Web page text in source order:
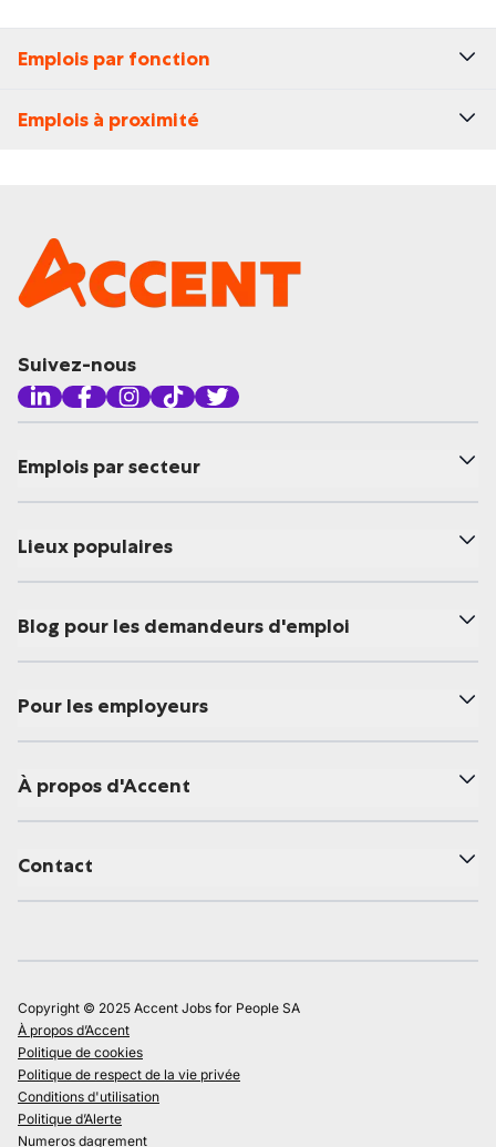
Emplois par fonction
Emplois à proximité
Suivez-nous
Emplois par secteur
Lieux populaires
Blog pour les demandeurs d'emploi
Pour les employeurs
À propos d'Accent
Contact
Copyright © 2025 Accent Jobs for People SA
À propos d’Accent
Politique de cookies
Politique de respect de la vie privée
Conditions d'utilisation
Politique d’Alerte
Numeros dagrement